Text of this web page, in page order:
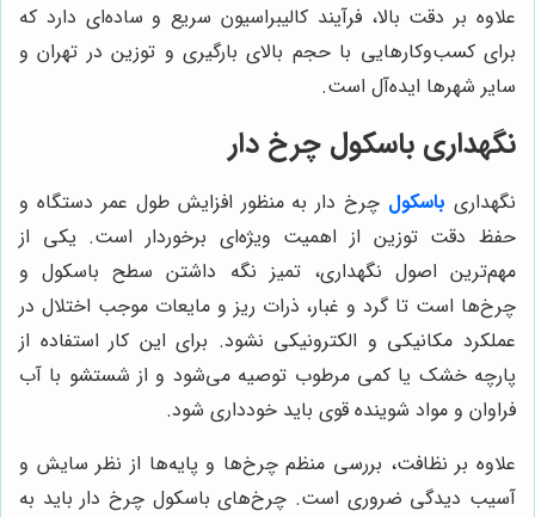
علاوه بر دقت بالا، فرآیند کالیبراسیون سریع و ساده‌ای دارد که
برای کسب‌وکارهایی با حجم بالای بارگیری و توزین در تهران و
سایر شهرها ایده‌آل است.
نگهداری باسکول چرخ دار
نگهداری باسکول چرخ دار به منظور افزایش طول عمر دستگاه و
حفظ دقت توزین از اهمیت ویژه‌ای برخوردار است. یکی از
مهم‌ترین اصول نگهداری، تمیز نگه داشتن سطح باسکول و
چرخ‌ها است تا گرد و غبار، ذرات ریز و مایعات موجب اختلال در
عملکرد مکانیکی و الکترونیکی نشود. برای این کار استفاده از
پارچه خشک یا کمی مرطوب توصیه می‌شود و از شستشو با آب
فراوان و مواد شوینده قوی باید خودداری شود.
علاوه بر نظافت، بررسی منظم چرخ‌ها و پایه‌ها از نظر سایش و
آسیب دیدگی ضروری است. چرخ‌های باسکول چرخ دار باید به